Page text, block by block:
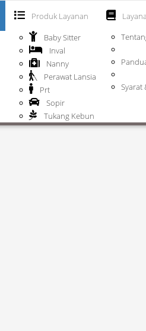
Produk Layanan
Baby Sitter
Inval
Nanny
Perawat Lansia
Prt
Sopir
Tukang Kebun
Syarat